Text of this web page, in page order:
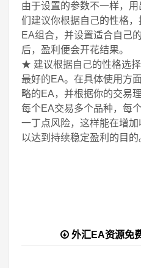
由于设置的参数不一样，
们建议你根据自己的性格
EA组合，并设置适合自己
后，盈利便会开花结果。
★ 建议根据自己的性格选
最好的EA。在具体使用方
略的EA，并根据你的交易
每个EA交易多个品种，每
一丁点风险，这样能在增加
以达到持续稳定盈利的目的
外汇EA资源免